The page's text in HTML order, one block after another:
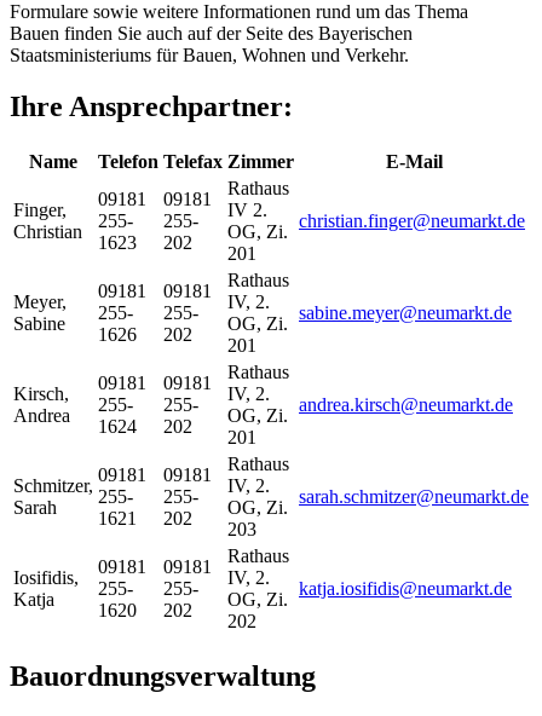
Formulare sowie weitere Informationen rund um das Thema
Bauen finden Sie auch auf der Seite des Bayerischen
Staatsministeriums für Bauen, Wohnen und Verkehr.
Ihre Ansprechpartner:
Name Telefon Telefax Zimmer E-Mail
Finger,
Christian
09181
255-
1623
09181
255-
202
Rathaus
IV 2.
OG, Zi.
201
christian.finger@neumarkt.de
Meyer,
Sabine
09181
255-
1626
09181
255-
202
Rathaus
IV, 2.
OG, Zi.
201
sabine.meyer@neumarkt.de
Kirsch,
Andrea
09181
255-
1624
09181
255-
202
Rathaus
IV, 2.
OG, Zi.
201
andrea.kirsch@neumarkt.de
Schmitzer,
Sarah
09181
255-
1621
09181
255-
202
Rathaus
IV, 2.
OG, Zi.
203
sarah.schmitzer@neumarkt.de
Iosifidis,
Katja
09181
255-
1620
09181
255-
202
Rathaus
IV, 2.
OG, Zi.
202
katja.iosifidis@neumarkt.de
Bauordnungsverwaltung